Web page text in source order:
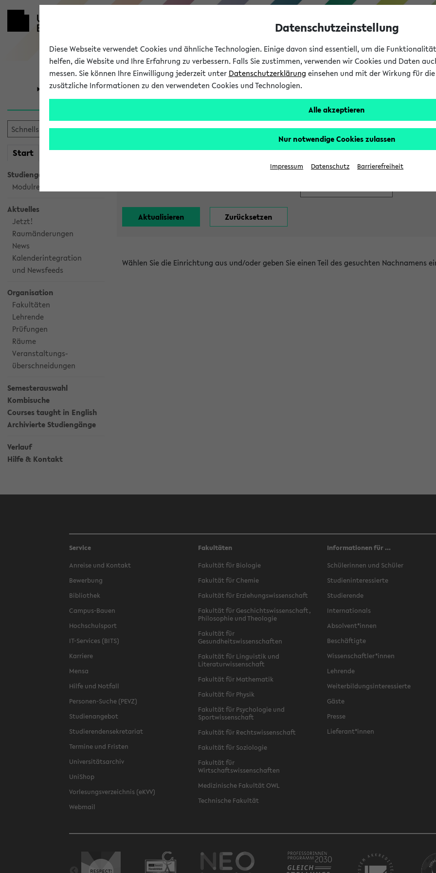
Universität Forschung Studium
Start meineKVV
Studiengangsauswahl
Modulrecherche
Aktuelles
Jetzt!
Raumänderungen
News
Kalenderintegration
und Newsfeeds
Organisation
Fakultäten
Lehrende
Prüfungen
Räume
Veranstaltungs-
überschneidungen
Semesterauswahl
Kombisuche
Courses taught in English
Archivierte Studiengänge
Verlauf
Hilfe & Kontakt
Alle Lehrenden
Wählen Sie die Einrichtung aus und/oder geben Sie einen Teil des gesuchten Nachnamens
Service
Anreise und Kontakt
Bewerbung
Bibliothek
Campus-Bauen
Hochschulsport
IT-Services (BITS)
Karriere
Mensa
Hilfe und Notfall
Personen-Suche (PEVZ)
Studienangebot
Studierendensekretariat
Termine und Fristen
Universitätsarchiv
UniShop
Vorlesungsverzeichnis (eKVV)
Webmail
Fakultäten
Fakultät für Biologie
Fakultät für Chemie
Fakultät für Erziehungswissenschaft
Fakultät für Geschichtswissenschaft,
Philosophie und Theologie
Fakultät für
Gesundheitswissenschaften
Fakultät für Linguistik und
Literaturwissenschaft
Fakultät für Mathematik
Fakultät für Physik
Fakultät für Psychologie und
Sportwissenschaft
Fakultät für Rechtswissenschaft
Fakultät für Soziologie
Fakultät für
Wirtschaftswissenschaften
Medizinische Fakultät OWL
Technische Fakultät
Informationen für ...
Schülerinnen und Schüler
Studieninteressierte
Studierende
Internationals
Absolvent*innen
Beschäftigte
Wissenschaftler*innen
Lehrende
Weiterbildungsinteressierte
Gäste
Presse
Lieferant*innen
Datenschutzeinstellung
Diese Webseite verwendet Cookies und ähnliche Technologien. Einige davon sind essentiell, um die
helfen, die Website und Ihre Erfahrung zu verbessern. Falls Sie zustimmen, verwenden wir Cookies und Daten
messen. Sie können Ihre Einwilligung jederzeit unter Datenschutzerklärung einsehen und mit der Wirkung für
zusätzliche Informationen zu den verwendeten Cookies und Technologien.
Alle akzeptieren
Nur notwendige Cookies zulassen
Impressum Datenschutz Barrierefreiheit